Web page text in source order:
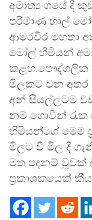
අමාත්‍යංශයේ දී
පරිමාණ හාල්
ආමරවීර මහතා
මෝල් හිමියන්
කළහ.පෞද්ගලික
මිලකට වන අතර
අන් සියල්ලටම
නම් ගොවීන් රැක
හිමියන්ගේ මෙම
මිලට වී මිල දී
මත පදනම් වූවක්
ප්‍රකාශකයෙක්